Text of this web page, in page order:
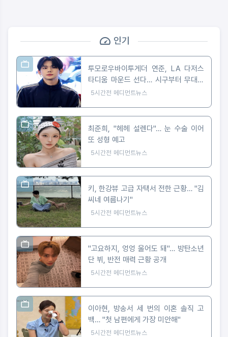
인기
투모로우바이투게더 연준, LA 다저스
타디움 마운드 선다… 시구부터 무대까
지
5시간전 메디먼트뉴스
최준희, "헤헤 설렌다"… 눈 수술 이어
또 성형 예고
5시간전 메디먼트뉴스
키, 한강뷰 고급 자택서 전한 근황… "김
씨네 여름나기"
5시간전 메디먼트뉴스
"고요하지, 엉엉 울어도 돼"… 방탄소년
단 뷔, 반전 매력 근황 공개
5시간전 메디먼트뉴스
이아현, 방송서 세 번의 이혼 솔직 고
백… "첫 남편에게 가장 미안해"
5시간전 메디먼트뉴스